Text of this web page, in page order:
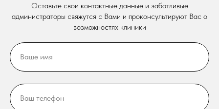
Оставьте свои контактные данные и заботливые
администраторы свяжутся с Вами и проконсультируют Вас о
возможностях клиники